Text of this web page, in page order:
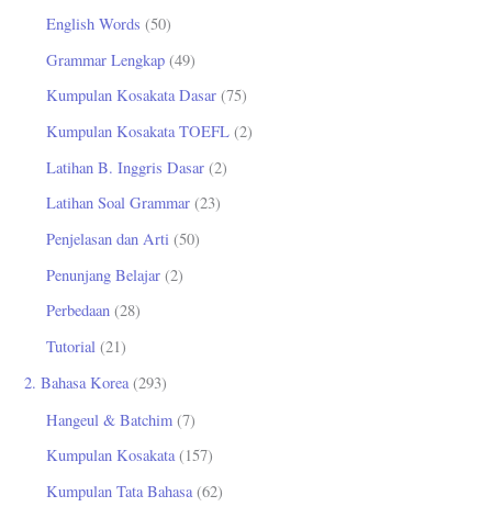
English Words (50)
Grammar Lengkap (49)
Kumpulan Kosakata Dasar (75)
Kumpulan Kosakata TOEFL (2)
Latihan B. Inggris Dasar (2)
Latihan Soal Grammar (23)
Penjelasan dan Arti (50)
Penunjang Belajar (2)
Perbedaan (28)
Tutorial (21)
2. Bahasa Korea (293)
Hangeul & Batchim (7)
Kumpulan Kosakata(157)
Kumpulan Tata Bahasa(62)